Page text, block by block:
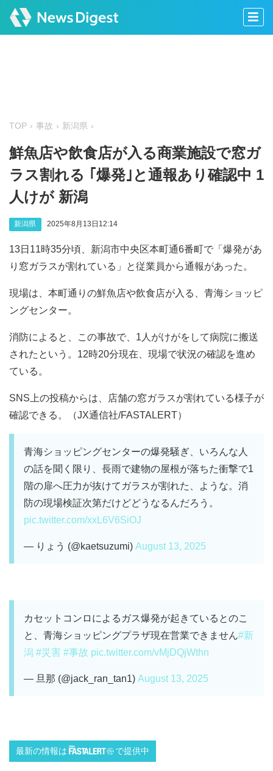
TOP 事故 新潟県
鮮魚店や飲食店が入る商業施設で窓ガ
ラス割れる ｢爆発｣と通報あり確認中 1
人けが 新潟
新潟県 2025年8月13日12:14
13日11時35分頃、新潟市中央区本町通6番町で「爆発があ
り窓ガラスが割れている」と従業員から通報があった。
現場は、本町通りの鮮魚店や飲食店が入る、青海ショッピ
ングセンター。
消防によると、この事故で、1人がけがをして病院に搬送
されたという。12時20分現在、現場で状況の確認を進め
ている。
SNS上の投稿からは、店舗の窓ガラスが割れている様子が
確認できる。（JX通信社/FASTALERT）
青海ショッピングセンターの爆発騒ぎ、いろんな人
の話を聞く限り、長雨で建物の屋根が落ちた衝撃で1
階の扉へ圧力が抜けてガラスが割れた、ような。消
防の現場検証次第だけどどうなるんだろう。
pic.twitter.com/xxL6V6SiOJ
— りょう (@kaetsuzumi) August 13, 2025
カセットコンロによるガス爆発が起きているとのこ
と、青海ショッピングプラザ現在営業できません#新
潟 #災害 #事故 pic.twitter.com/vMjDQjWthn
— 旦那 (@jack_ran_tan1) August 13, 2025
最新の情報は で提供中